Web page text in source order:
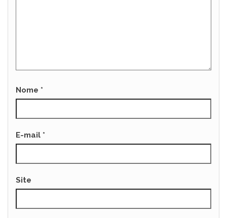
Nome *
E-mail *
Site